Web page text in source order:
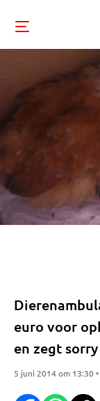
euro voor
en zegt sorry
5 juni 2014 om 13:30